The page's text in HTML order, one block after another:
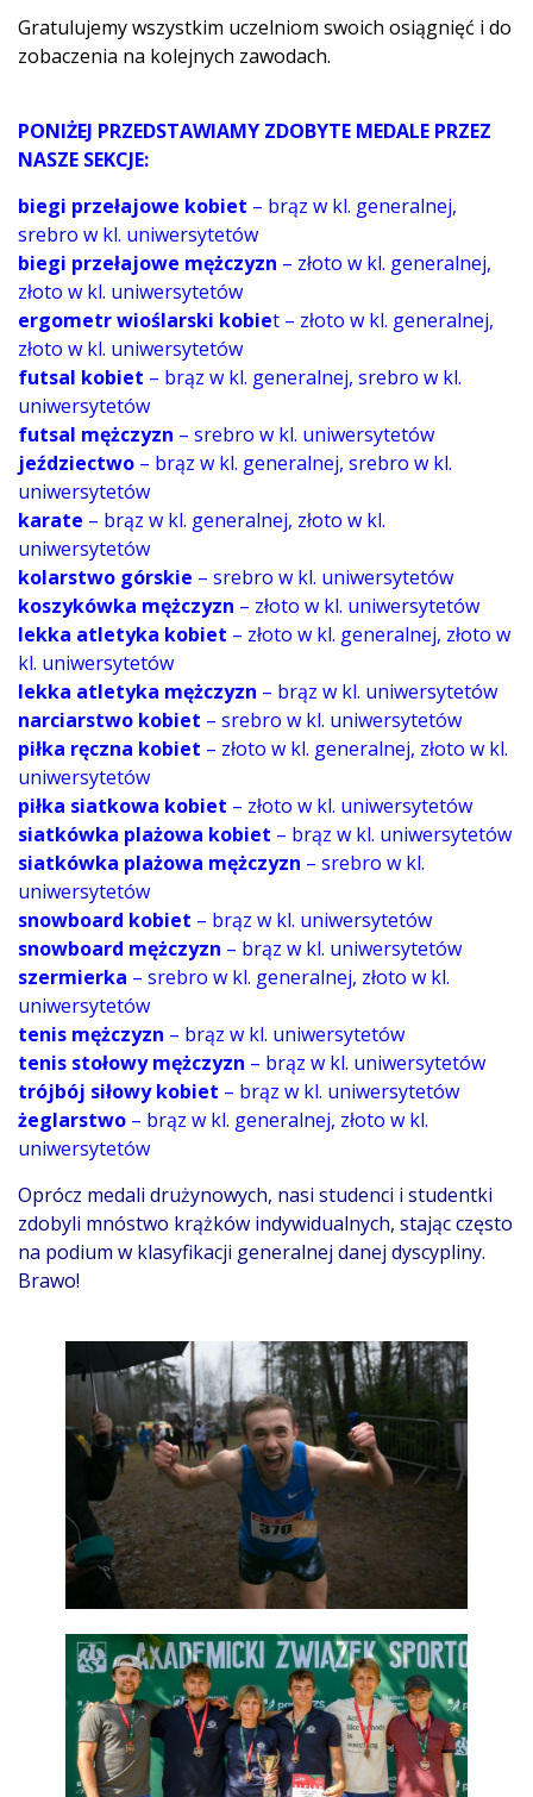
Gratulujemy wszystkim uczelniom swoich osiągnięć i do
zobaczenia na kolejnych zawodach.
PONIŻEJ PRZEDSTAWIAMY ZDOBYTE MEDALE PRZEZ
NASZE SEKCJE:
biegi przełajowe kobiet – brąz w kl. generalnej,
srebro w kl. uniwersytetów
biegi przełajowe mężczyzn – złoto w kl. generalnej,
złoto w kl. uniwersytetów
ergometr wioślarski kobiet – złoto w kl. generalnej,
złoto w kl. uniwersytetów
futsal kobiet – brąz w kl. generalnej, srebro w kl.
uniwersytetów
futsal mężczyzn – srebro w kl. uniwersytetów
jeździectwo – brąz w kl. generalnej, srebro w kl.
uniwersytetów
karate – brąz w kl. generalnej, złoto w kl.
uniwersytetów
kolarstwo górskie – srebro w kl. uniwersytetów
koszykówka mężczyzn – złoto w kl. uniwersytetów
lekka atletyka kobiet – złoto w kl. generalnej, złoto w
kl. uniwersytetów
lekka atletyka mężczyzn – brąz w kl. uniwersytetów
narciarstwo kobiet – srebro w kl. uniwersytetów
piłka ręczna kobiet – złoto w kl. generalnej, złoto w kl.
uniwersytetów
piłka siatkowa kobiet – złoto w kl. uniwersytetów
siatkówka plażowa kobiet – brąz w kl. uniwersytetów
siatkówka plażowa mężczyzn – srebro w kl.
uniwersytetów
snowboard kobiet – brąz w kl. uniwersytetów
snowboard mężczyzn – brąz w kl. uniwersytetów
szermierka – srebro w kl. generalnej, złoto w kl.
uniwersytetów
tenis mężczyzn – brąz w kl. uniwersytetów
tenis stołowy mężczyzn – brąz w kl. uniwersytetów
trójbój siłowy kobiet – brąz w kl. uniwersytetów
żeglarstwo – brąz w kl. generalnej, złoto w kl.
uniwersytetów
Oprócz medali drużynowych, nasi studenci i studentki
zdobyli mnóstwo krążków indywidualnych, stając często
na podium w klasyfikacji generalnej danej dyscypliny.
Brawo!